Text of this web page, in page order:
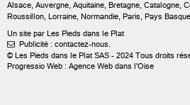
Alsace, Auvergne, Aquitaine, Bretagne, Catalogne,
Roussillon, Lorraine, Normandie, Paris, Pays
Un site par Les Pieds dans le Plat
 Publicité : contactez-nous.
© Les Pieds dans le Plat SAS - 2024 Tous droits
Progressio Web : Agence Web dans l'Oise